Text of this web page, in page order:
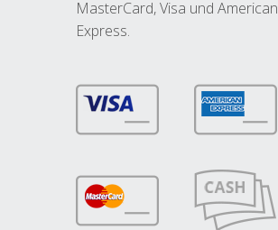
MasterCard, Visa und American
Express.